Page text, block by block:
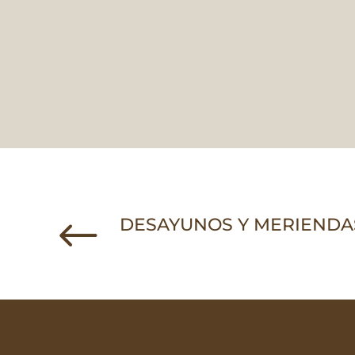
# DESAYUNOS Y